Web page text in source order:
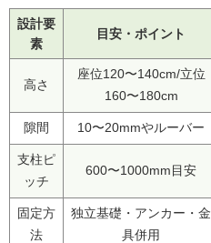
設計要
素
目安・ポイント
高さ
座位120〜140cm/立位
160〜180cm
隙間 10〜20mmやルーバー
支柱ピ
ッチ
600〜1000mm目安
固定方
法
独立基礎・アンカー・金
具併用